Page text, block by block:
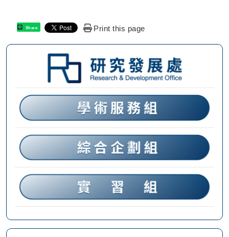
Share Print this page